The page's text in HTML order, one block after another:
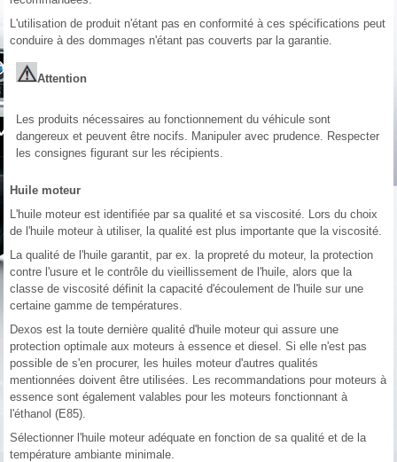
L'utilisation de produit n'étant pas en conformité à ces spécifications peut
conduire à des dommages n'étant pas couverts par la garantie.
Attention
Les produits nécessaires au fonctionnement du véhicule sont
dangereux et peuvent être nocifs. Manipuler avec prudence. Respecter
les consignes figurant sur les récipients.
Huile moteur
L'huile moteur est identifiée par sa qualité et sa viscosité. Lors du choix
de l'huile moteur à utiliser, la qualité est plus importante que la viscosité.
La qualité de l'huile garantit, par ex. la propreté du moteur, la protection
contre l'usure et le contrôle du vieillissement de l'huile, alors que la
classe de viscosité définit la capacité d'écoulement de l'huile sur une
certaine gamme de températures.
Dexos est la toute dernière qualité d'huile moteur qui assure une
protection optimale aux moteurs à essence et diesel. Si elle n'est pas
possible de s'en procurer, les huiles moteur d'autres qualités
mentionnées doivent être utilisées. Les recommandations pour moteurs à
essence sont également valables pour les moteurs fonctionnant à
l'éthanol (E85).
Sélectionner l'huile moteur adéquate en fonction de sa qualité et de la
température ambiante minimale.